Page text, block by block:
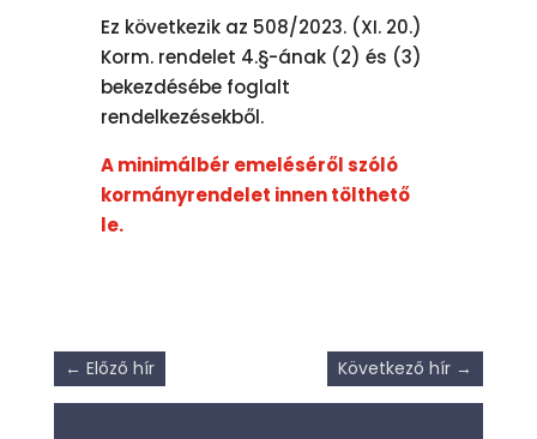
Ez következik az 508/2023. (XI. 20.)
Korm. rendelet 4.§-ának (2) és (3)
bekezdésébe foglalt
rendelkezésekből.
A minimálbér emeléséről szóló
kormányrendelet innen tölthető
le.
← Előző hír Következő hír →